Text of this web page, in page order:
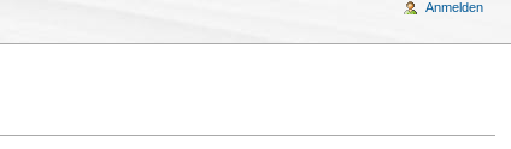
Anmelden